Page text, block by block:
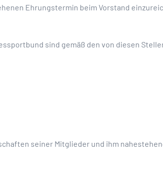
Ehrungstermin beim Vorstand
sind gemäß den von diesen
seiner Mitglieder und ihm